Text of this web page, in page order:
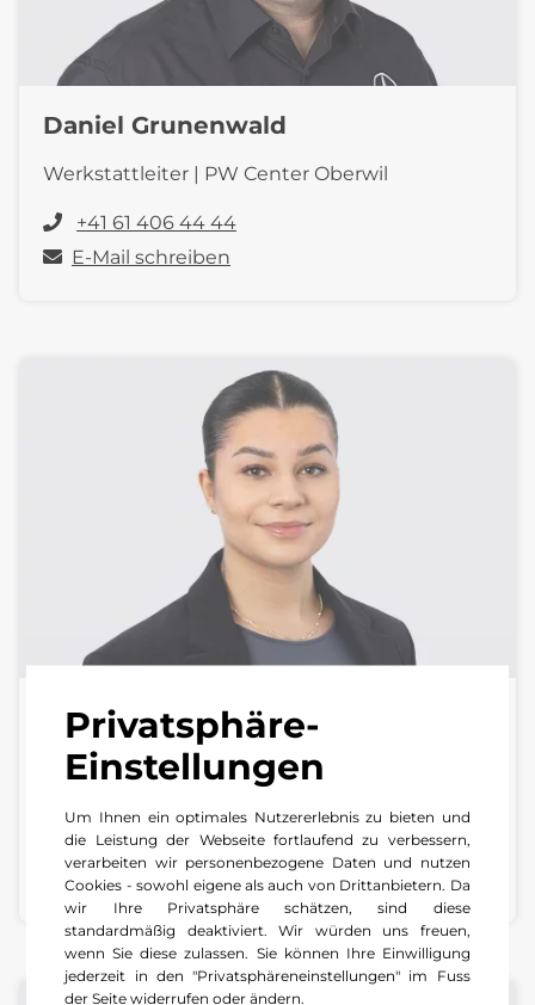
Privatsphäre-
Einstellungen
Um Ihnen ein optimales Nutzererlebnis zu bieten und
die Leistung der Webseite fortlaufend zu verbessern,
verarbeiten wir personenbezogene Daten und nutzen
Cookies - sowohl eigene als auch von Drittanbietern. Da
wir Ihre Privatsphäre schätzen, sind diese
standardmäßig deaktiviert. Wir würden uns freuen,
wenn Sie diese zulassen. Sie können Ihre Einwilligung
jederzeit in den "Privatsphäreneinstellungen" im Fuss
der Seite widerrufen oder ändern.
Daniel Grunenwald
Werkstattleiter | PW Center Oberwil
+41 61 406 44 44
E-Mail schreiben
Didem Gümgümcü
Empfang / Serviceassistentin | PW Center
+41 61 827 22 22
E-Mail schreiben